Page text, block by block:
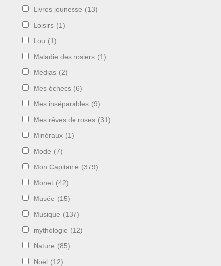
Livres jeunesse (13)
Loisirs (1)
Lou (1)
Maladie des rosiers (1)
Médias (2)
Mes échecs (6)
Mes inséparables (9)
Mes rêves de roses (31)
Minéraux (1)
Mode (7)
Mon Capitaine (379)
Monet (42)
Musée (15)
Musique (137)
mythologie (12)
Nature (85)
Noël (12)